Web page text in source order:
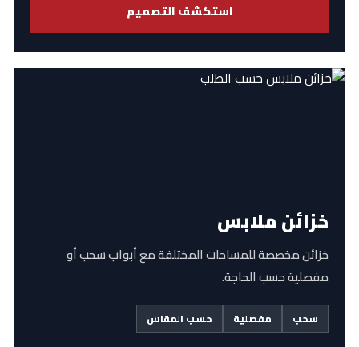
استكشف التصميم
خزائن ملابس
خزائن مخصصة للمساحات المختلفة مع أبواب سحب أو
مفصلية حسب الحاجة.
سحب مفصلية حسب المقاس